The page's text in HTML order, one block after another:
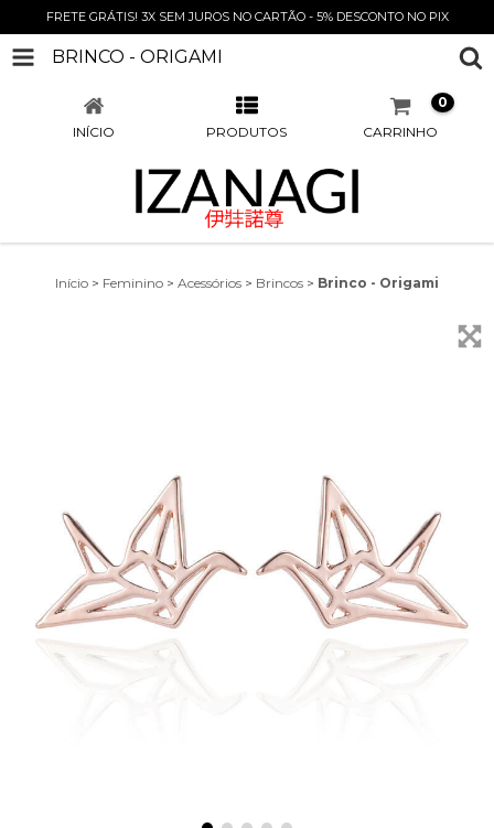
FRETE GRÁTIS! 3X SEM JUROS NO CARTÃO - 5% DESCONTO NO PIX
BRINCO - ORIGAMI
INÍCIO PRODUTOS CARRINHO
0
Início > Feminino > Acessórios > Brincos > Brinco - Origami